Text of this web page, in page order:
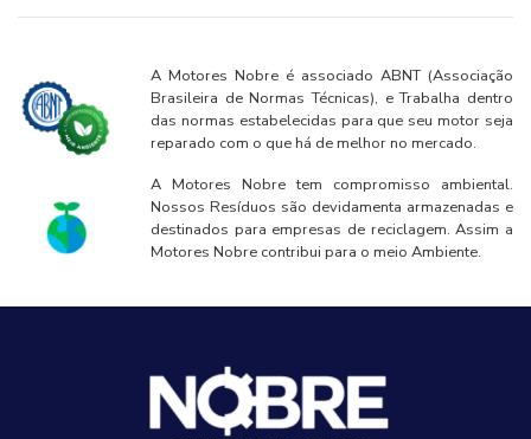
A Motores Nobre é associado ABNT (Associação
Brasileira de Normas Técnicas), e Trabalha dentro
das normas estabelecidas para que seu motor seja
reparado com o que há de melhor no mercado.
A Motores Nobre tem compromisso ambiental.
Nossos Resíduos são devidamenta armazenadas e
destinados para empresas de reciclagem. Assim a
Motores Nobre contribui para o meio Ambiente.